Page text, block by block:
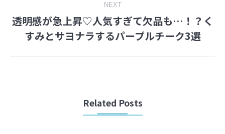
NEXT
Next
post:
透明感が急上昇♡人気すぎて欠品も…！？く
すみとサヨナラするパープルチーク3選
Related Posts